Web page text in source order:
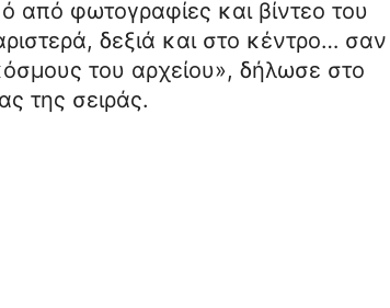
από φωτογραφίες και βίντεο του
δεξιά και στο κέντρο… σαν
του αρχείου», δήλωσε στο
της σειράς.